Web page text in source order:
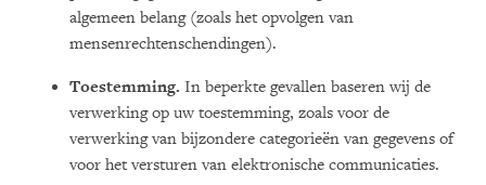
algemeen belang (zoals het opvolgen van
mensenrechtenschendingen).
Toestemming. In beperkte gevallen baseren wij de
verwerking op uw toestemming, zoals voor de
verwerking van bijzondere categorieën van gegevens of
voor het versturen van elektronische communicaties.